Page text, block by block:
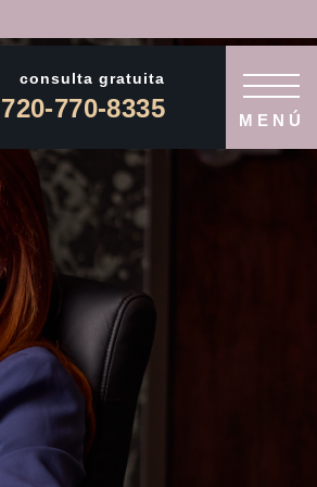
consulta gratuita
720-770-8335 MENÚ